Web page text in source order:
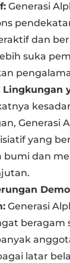
Generasi
dan
suka
Lingkungan
Generasi
yang
bumi dan
Generasi
beragam
latar